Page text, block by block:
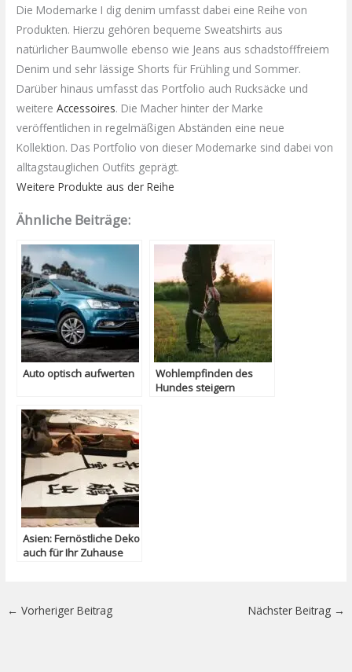
Die Modemarke I dig denim umfasst dabei eine Reihe von
Produkten. Hierzu gehören bequeme Sweatshirts aus
natürlicher Baumwolle ebenso wie Jeans aus schadstofffreiem
Denim und sehr lässige Shorts für Frühling und Sommer.
Darüber hinaus umfasst das Portfolio auch Rucksäcke und
weitereAccessoires. Die Macher hinter der Marke
veröffentlichen in regelmäßigen Abständen eine neue
Kollektion. Das Portfolio von dieser Modemarke sind dabei von
alltagstauglichen Outfits geprägt.
Weitere Produkte aus der Reihe
Ähnliche Beiträge:
Auto optisch aufwerten
Wohlempfinden des
Hundes steigern
Asien: Fernöstliche Deko
auch für Ihr Zuhause
← Vorheriger Beitrag Nächster Beitrag →